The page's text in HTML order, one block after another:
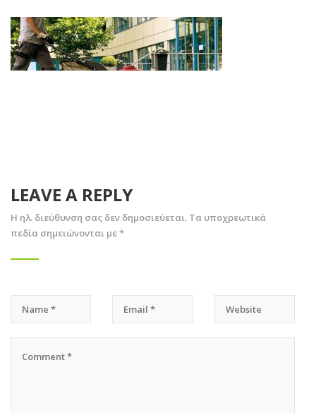
LEAVE A REPLY
Η ηλ. διεύθυνση σας δεν δημοσιεύεται. Τα υποχρεωτικά
πεδία σημειώνονται με*